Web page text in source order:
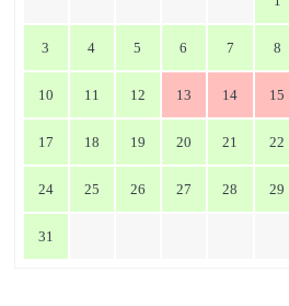
3 4 5 6 7 8
10 11 12 13 14 15
17 18 19 20 21 22
24 25 26 27 28 29
31